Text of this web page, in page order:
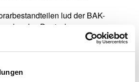
lud der BAK-
des Deutschen
(DAV), Dr. Hans-Peter Hubmann, zu
des Fixums hat der Bundestag